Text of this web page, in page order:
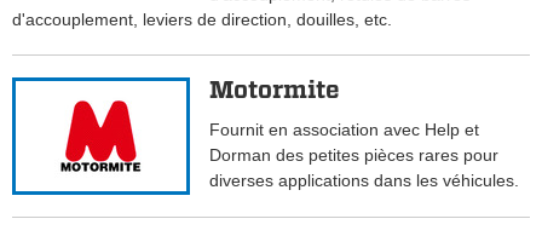
d'accouplement, leviers de direction, douilles, etc.
Motormite
Fournit en association avec Help et
Dorman des petites pièces rares pour
diverses applications dans les véhicules.